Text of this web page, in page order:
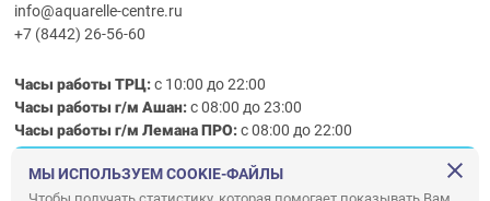
info@aquarelle-centre.ru
+7 (8442) 26-56-60
Часы работы ТРЦ:с 10:00 до 22:00
Часы работы г/м Ашан:с 08:00 до 23:00
Часы работыг/мЛемана ПРО:с 08:00 до 22:00
Правила посещения ТРЦ «Акварель»
МЫ ИСПОЛЬЗУЕМ COOKIE-ФАЙЛЫ